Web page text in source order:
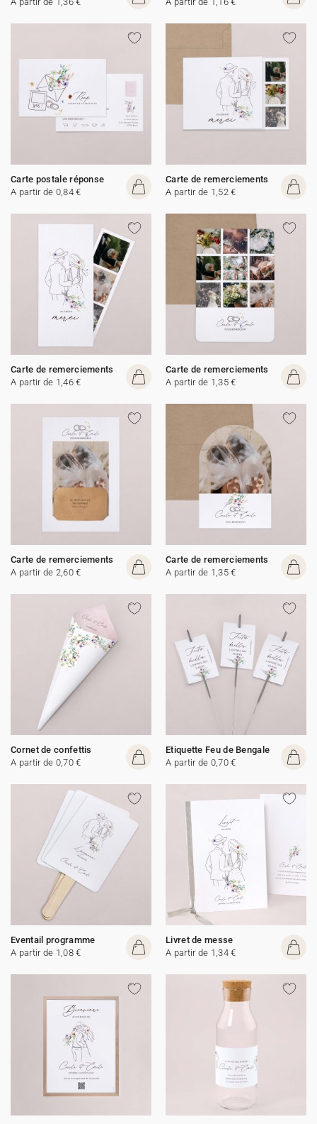
Carte postale réponse
A partir de 0,84 €
Carte de remerciements
A partir de 1,52 €
Carte de remerciements
A partir de 1,46 €
Carte de remerciements
A partir de 1,35 €
Carte de remerciements
A partir de 2,60 €
Carte de remerciements
A partir de 1,35 €
Cornet de confettis
A partir de 0,70 €
Etiquette Feu de Bengale
A partir de 0,70 €
Eventail programme
A partir de 1,08 €
Livret de messe
A partir de 1,34 €